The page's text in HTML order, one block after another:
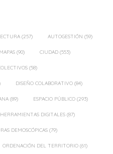
(257) AUTOGESTIÓN (59)
(90) CIUDAD (553)
(58)
DISEÑO COLABORATIVO (84)
(89) ESPACIO PÚBLICO (293)
HERRAMIENTAS DIGITALES (87)
DEMOSCÓPICAS (79)
ORDENACIÓN DEL TERRITORIO (61)